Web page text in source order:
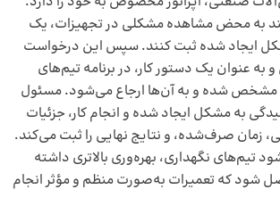
به محض مشاهده مشکلی در تجهیزات، یک
ایجاد شده ثبت کنند. سپس این درخواست
به عنوان یک دستور کار، در برنامه‌ تیم‌های
مشخص شده و به آن‌ها ارجاع می‌شود. مسئول
به مشکل ایجاد شده و انجام کار، جزئیات
زمان صرف‌شده، و نتایج نهایی را ثبت می‌کند.
تیم‌های نگهداری، بهره‌وری بالاتری داشته
شود که تعمیرات به‌صورت منظم و مؤثر انجام